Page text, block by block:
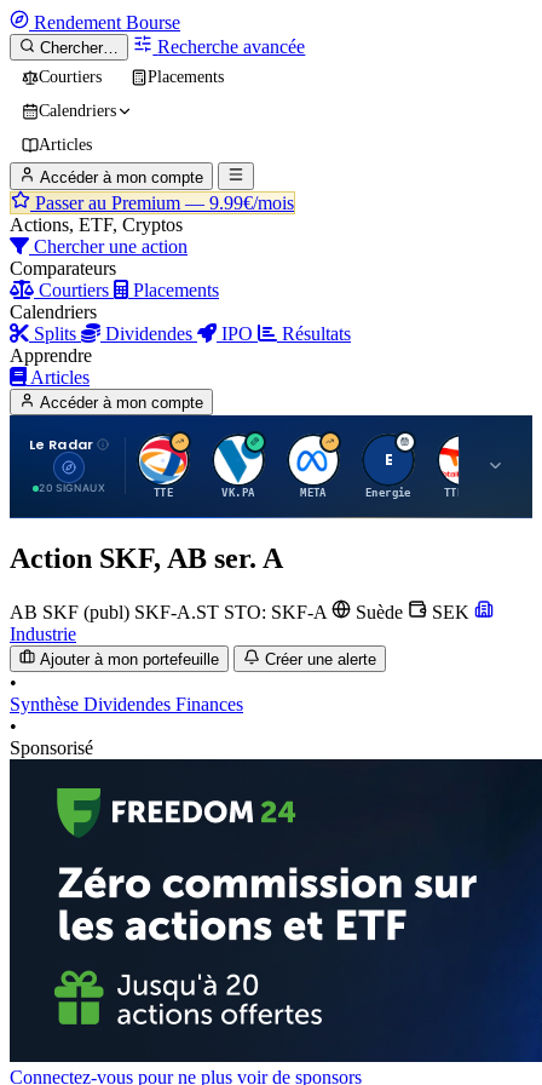
Rendement Bourse
Chercher… Recherche avancée
Courtiers
Placements
Calendriers
Articles
Accéder à mon compte
Passer au Premium — 9.99€/mois
Actions, ETF, Cryptos
Chercher une action
Comparateurs
Courtiers
Placements
Calendriers
Splits
Dividendes IPO
Résultats
Apprendre
Articles
Accéder à mon compte
Le Radar
20 SIGNAUX
T
TTE
V
VK.PA
M
META
E
Energie
T
TTE.PA
Action SKF, AB ser. A
AB SKF (publ) SKF-A.ST STO: SKF-A Suède
SEK
Industrie
Ajouter à mon portefeuille Créer une alerte
•
Synthèse Dividendes Finances
•
Sponsorisé
Connectez-vous pour ne plus voir de sponsors